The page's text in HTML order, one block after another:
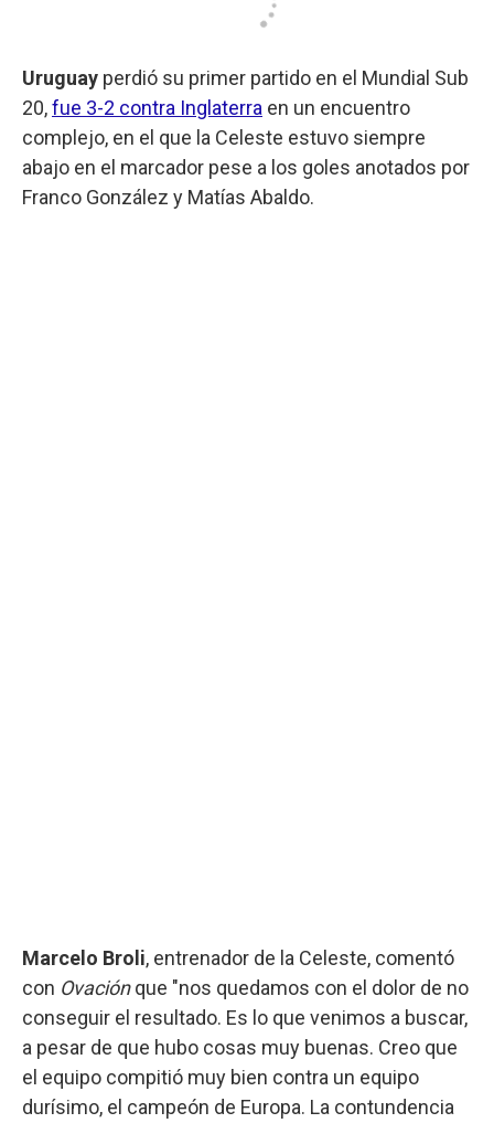
Uruguay perdió su primer partido en el Mundial Sub
20,fue 3-2 contra Inglaterra en un encuentro
complejo, en el que la Celeste estuvo siempre
abajo en el marcador pese a los goles anotados por
Franco González y Matías Abaldo.
Marcelo Broli, entrenador de la Celeste, comentó
con Ovaciónque "nos quedamos con el dolor de no
conseguir el resultado. Es lo que venimos a buscar,
a pesar de que hubo cosas muy buenas. Creo que
el equipo compitió muy bien contra un equipo
durísimo, el campeón de Europa. La contundencia